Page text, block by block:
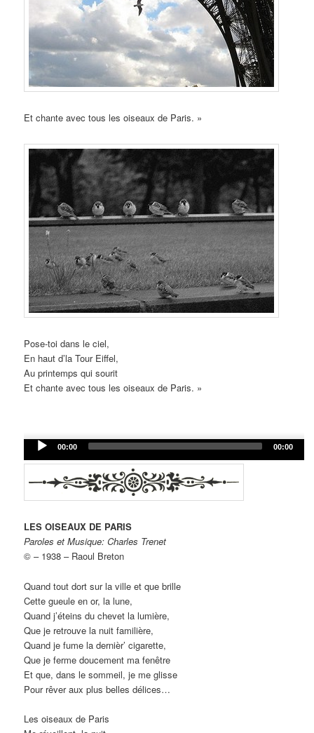
Et chante avec tous les oiseaux de Paris. »
Pose-toi dans le ciel,
En haut d’la Tour Eiffel,
Au printemps qui sourit
Et chante avec tous les oiseaux de Paris. »
Audio
Player
00:00 00:00
LES OISEAUX DE PARIS
Paroles et Musique: Charles Trenet
© – 1938 – Raoul Breton
Quand tout dort sur la ville et que brille
Cette gueule en or, la lune,
Quand j’éteins du chevet la lumière,
Que je retrouve la nuit familière,
Quand je fume la dernièr’ cigarette,
Que je ferme doucement ma fenêtre
Et que, dans le sommeil, je me glisse
Pour rêver aux plus belles délices…
Les oiseaux de Paris